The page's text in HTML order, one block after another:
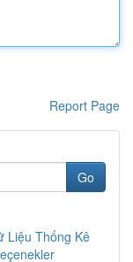
Report Page
Go
Liệu Thống Kê